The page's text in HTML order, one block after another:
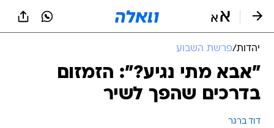
יהדות/פרשת השבוע
"אבא מתי נגיע?": הזמזום
בדרכים שהפך לשיר
דוד ברגר